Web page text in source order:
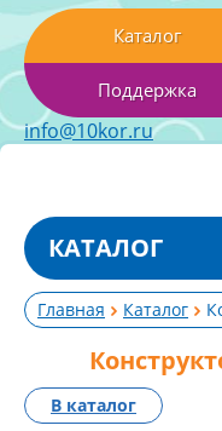
Каталог
Поддержка
info@10kor.ru
КАТАЛОГ
Главная Каталог
В каталог